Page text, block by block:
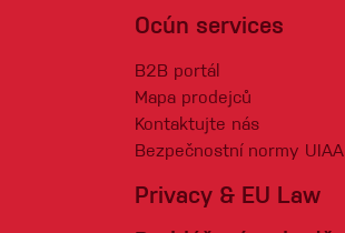
Ocún services
B2B portál
Mapa prodejců
Kontaktujte nás
Bezpečnostní normy UIAA
Privacy & EU Law